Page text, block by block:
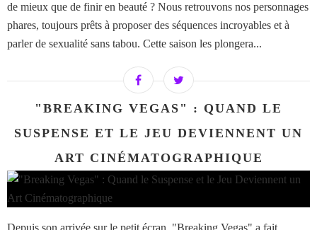
de mieux que de finir en beauté ? Nous retrouvons nos personnages
phares, toujours prêts à proposer des séquences incroyables et à
parler de sexualité sans tabou. Cette saison les plongera...
"BREAKING VEGAS" : QUAND LE
SUSPENSE ET LE JEU DEVIENNENT UN
ART CINÉMATOGRAPHIQUE